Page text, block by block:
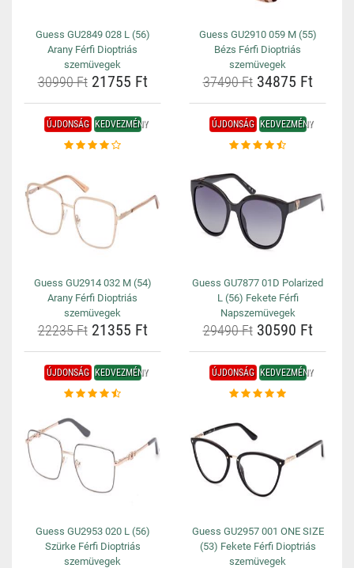
Guess GU2849 028 L (56)
Arany Férfi Dioptriás
szemüvegek
30990 Ft21755 Ft
Guess GU2910 059 M (55)
Bézs Férfi Dioptriás
szemüvegek
37490 Ft34875 Ft
ÚJDONSÁG KEDVEZMÉNY
Guess GU2914 032 M (54)
Arany Férfi Dioptriás
szemüvegek
22235 Ft21355 Ft
ÚJDONSÁG KEDVEZMÉNY
Guess GU7877 01D Polarized
L (56) Fekete Férfi
Napszemüvegek
29490 Ft30590 Ft
ÚJDONSÁG KEDVEZMÉNY
Guess GU2953 020 L (56)
Szürke Férfi Dioptriás
szemüvegek
ÚJDONSÁG KEDVEZMÉNY
Guess GU2957 001 ONE SIZE
(53) Fekete Férfi Dioptriás
szemüvegek